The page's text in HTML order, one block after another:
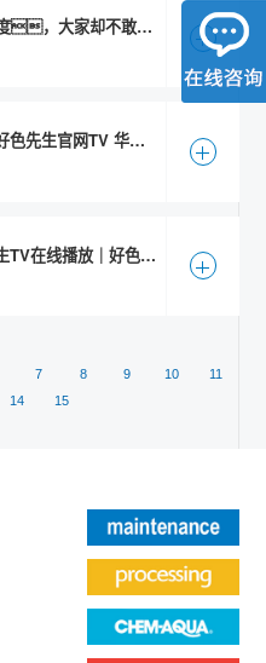
气温飙升30度，大家却不敢随意开空调了？
查看更多
展会回顾｜好色先生官网TV 华阳-恩赛出席第十七届浙江玉环机械工业展览会
查看更多
峰会好色先生TV在线播放｜好色先生官网TV Chem-Aqua受邀参加第四届中国数据中心建设与运维峰会
查看更多
7 8 9 10
11
14 15